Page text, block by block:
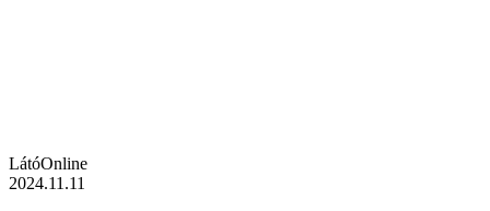
LátóOnline
2024.11.11